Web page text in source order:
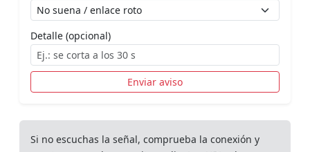
Detalle (opcional)
Enviar aviso
Si no escuchas la señal, comprueba la conexión y